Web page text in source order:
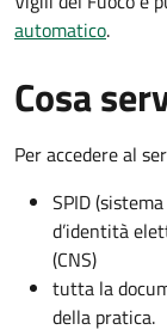
automatico.
Cosa
Per accedere al
SPID
d’identità
(CNS)
tutta la
della pratica.